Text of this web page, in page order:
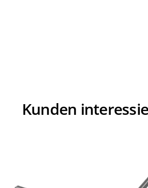
Kunden